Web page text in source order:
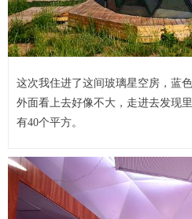
这次我住进了这间玻璃星空房，蓝
外面看上去好像不大，走进去发现
有40个平方。